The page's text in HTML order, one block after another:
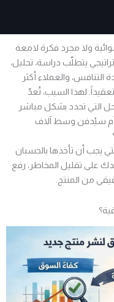
ولا مجرد فكرة لامعة
يتطلّب دراسة، تحليل،
التنافس، والعملاء أكثر
لهذا السبب، تُعدّ
التي تحدد بشكل مباشر
أم سيُدفن وسط آلاف
يجب أن تأخذها بالحسبان
على تقليل المخاطر، رفع
من المنتج.